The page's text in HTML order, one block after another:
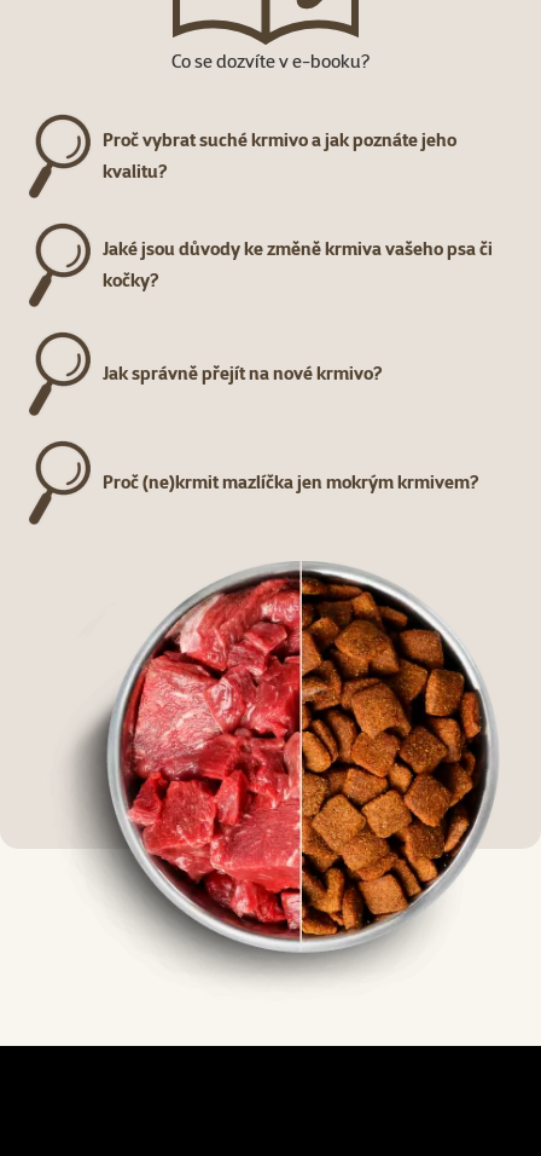
Co se dozvíte v e-booku?
Proč vybrat suché krmivo a jak poznáte jeho
kvalitu?
Jaké jsou důvody ke změně krmiva vašeho psa či
kočky?
Jak správně přejít na nové krmivo?
Proč (ne)krmit mazlíčka jen mokrým krmivem?